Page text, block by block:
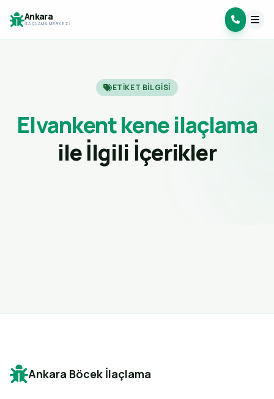
Ankara
İLAÇLAMA MERKEZI
ETIKET BILGISI
Elvankent kene ilaçlama
ile İlgili İçerikler
Ankara Böcek İlaçlama